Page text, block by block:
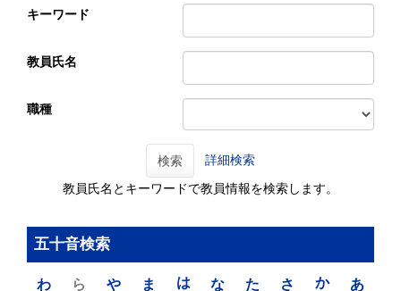
キーワード
教員氏名
職種
検索 詳細検索
教員氏名とキーワードで教員情報を検索します。
五十音検索
あ
か
さ
た
な
は
ま
や
ら
わ